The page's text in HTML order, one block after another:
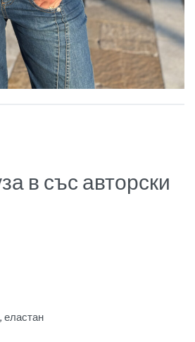
в със авторски
еластан